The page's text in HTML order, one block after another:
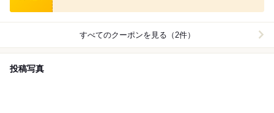
すべてのクーポンを見る（2件）
投稿写真